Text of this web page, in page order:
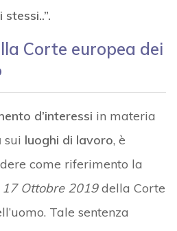
Corte europea dei
d’interessi in materia
sui luoghi di lavoro, è
come riferimento la
17 Ottobre 2019della Corte
Tale sentenza